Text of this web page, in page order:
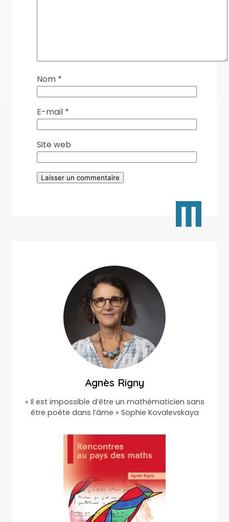
Nom *
E-mail *
Site web
Agnès Rigny
« Il est impossible d’être un mathématicien sans
être poète dans l’âme » Sophie Kovalevskaya